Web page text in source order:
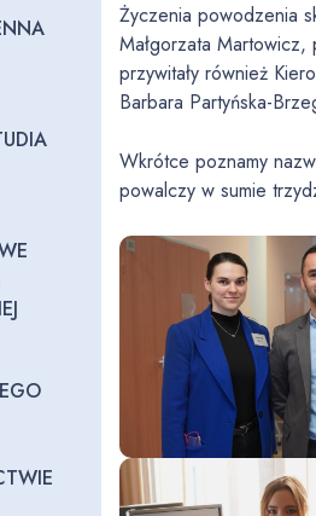
Życzenia powodzenia
Małgorzata
przywitały również
Barbara Partyńska-
Wkrótce poznamy
powalczy w sumie